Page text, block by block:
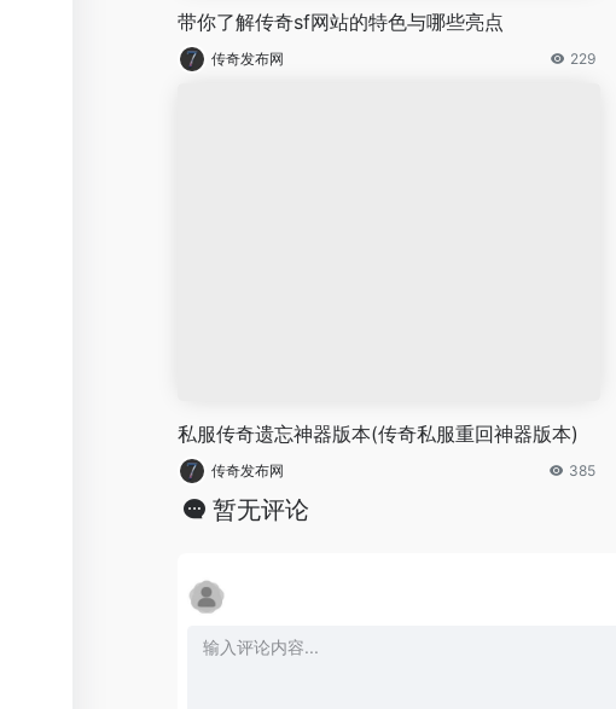
带你了解传奇sf网站的特色与哪些亮点
传奇发布网 229
私服传奇遗忘神器版本(传奇私服重回神器版本)
传奇发布网 385
暂无评论